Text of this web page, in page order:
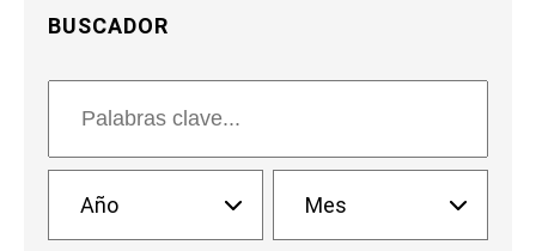
BUSCADOR